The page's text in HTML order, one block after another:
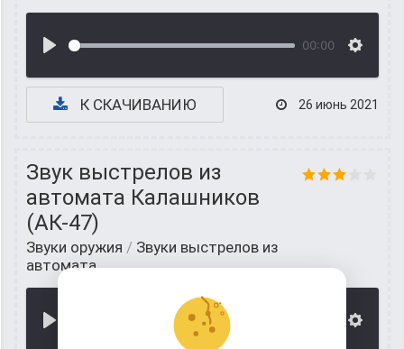
00:00
К СКАЧИВАНИЮ 26 июнь 2021
Звук выстрелов из
автомата Калашников
(АК-47)
Звуки оружия / Звуки выстрелов из
автомата